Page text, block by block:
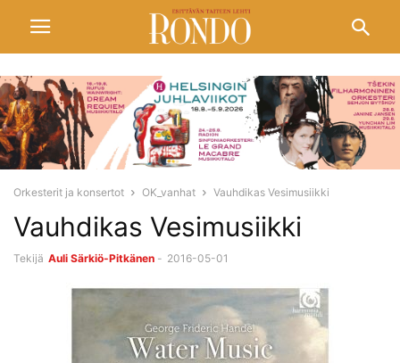
Orkesterit ja konsertot OK_vanhat Vauhdikas Vesimusiikki
Vauhdikas Vesimusiikki
Tekijä Auli Särkiö-Pitkänen - 2016-05-01